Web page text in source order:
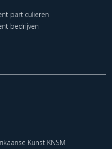
particulieren
bedrijven
Kunst KNSM